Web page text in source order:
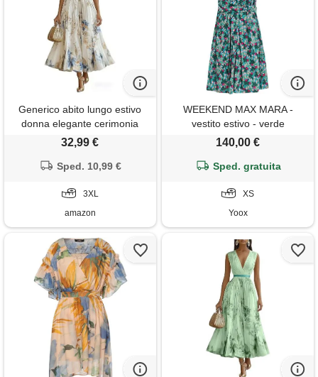
Generico abito lungo estivo
donna elegante cerimonia
vestito matrimonio invitata
scollo a v sexy maxi taglie forti
spiaggia vacanza moda 2026
(a14,3xl)
32,99 €
Sped. 10,99 €
3XL
amazon
WEEKEND MAX MARA -
vestito estivo - verde
140,00 €
Sped. gratuita
XS
Yoox